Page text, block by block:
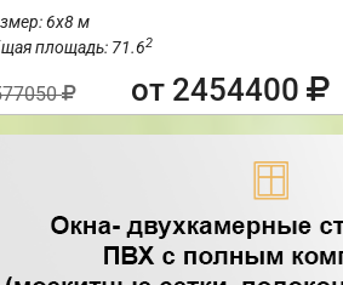
6х8 м
площадь: 71.62
от 2454400